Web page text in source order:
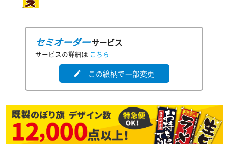
セミオーダーサービス
サービスの詳細は こちら
edit この絵柄で一部変更